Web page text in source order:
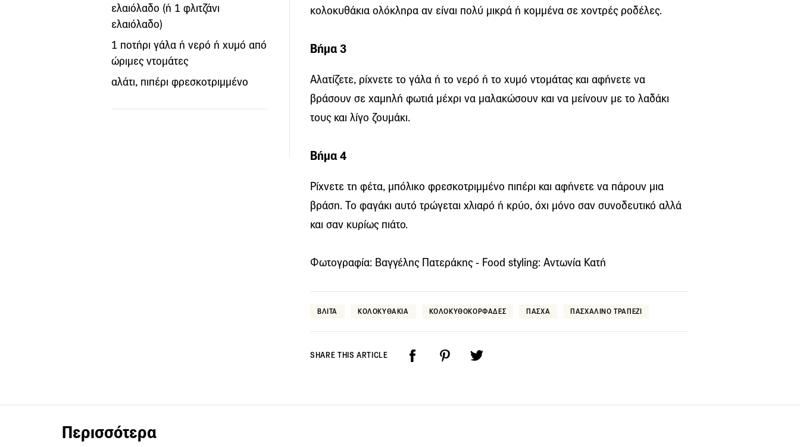
ελαιόλαδο (ή 1 φλιτζάνι
ελαιόλαδο)
1 ποτήρι γάλα ή νερό ή χυμό από
ώριμες ντομάτες
αλάτι, πιπέρι φρεσκοτριμμένο
κολοκυθάκια ολόκληρα αν είναι πολύ μικρά ή κομμένα σε χοντρές ροδέλες.
Βήμα 3
Αλατίζετε, ρίχνετε το γάλα ή το νερό ή το χυμό ντομάτας και αφήνετε να
βράσουν σε χαμηλή φωτιά μέχρι να μαλακώσουν και να μείνουν με το λαδάκι
τους και λίγο ζουμάκι.
Βήμα 4
Ρίχνετε τη φέτα, μπόλικο φρεσκοτριμμένο πιπέρι και αφήνετε να πάρουν μια
βράση. Το φαγάκι αυτό τρώγεται χλιαρό ή κρύο, όχι μόνο σαν συνοδευτικό αλλά
και σαν κυρίως πιάτο.
Φωτογραφία: Βαγγέλης Πατεράκης - Food styling: Αντωνία Κατή
ΒΛΙΤΑ ΚΟΛΟΚΥΘΑΚΙΑ ΚΟΛΟΚΥΘΟΚΟΡΦΑΔΕΣ ΠΑΣΧΑ ΠΑΣΧΑΛΙΝΟ ΤΡΑΠΕΖΙ
SHARE THIS ARTICLE
Περισσότερα